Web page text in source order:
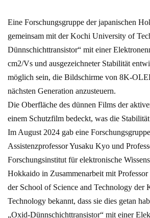
Eine Forschungsgruppe der japanischen
gemeinsam mit der Kochi University of
Dünnschichttransistor“ mit einer
cm2/Vs und ausgezeichneter Stabilität
möglich sein, die Bildschirme von 8K-
nächsten Generation anzusteuern.
Die Oberfläche des dünnen Films der
einem Schutzfilm bedeckt, was die
Im August 2024 gab eine
Assistenzprofessor Yusaku Kyo und
Forschungsinstitut für elektronische
Hokkaido in Zusammenarbeit mit
der School of Science and Technology
Technology bekannt, dass sie dies getan
„Oxid-Dünnschichttransistor“ mit einer